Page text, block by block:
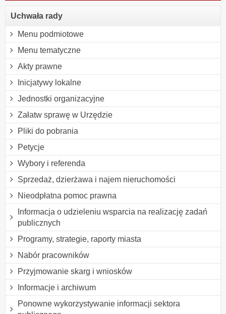
Uchwała rady
Menu podmiotowe
Menu tematyczne
Akty prawne
Inicjatywy lokalne
Jednostki organizacyjne
Załatw sprawę w Urzędzie
Pliki do pobrania
Petycje
Wybory i referenda
Sprzedaż, dzierżawa i najem nieruchomości
Nieodpłatna pomoc prawna
Informacja o udzieleniu wsparcia na realizację zadań
publicznych
Programy, strategie, raporty miasta
Nabór pracowników
Przyjmowanie skarg i wniosków
Informacje i archiwum
Ponowne wykorzystywanie informacji sektora